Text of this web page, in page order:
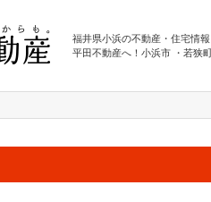
福井県小浜の不動産・住宅情
平田不動産へ！小浜市 ・若狭